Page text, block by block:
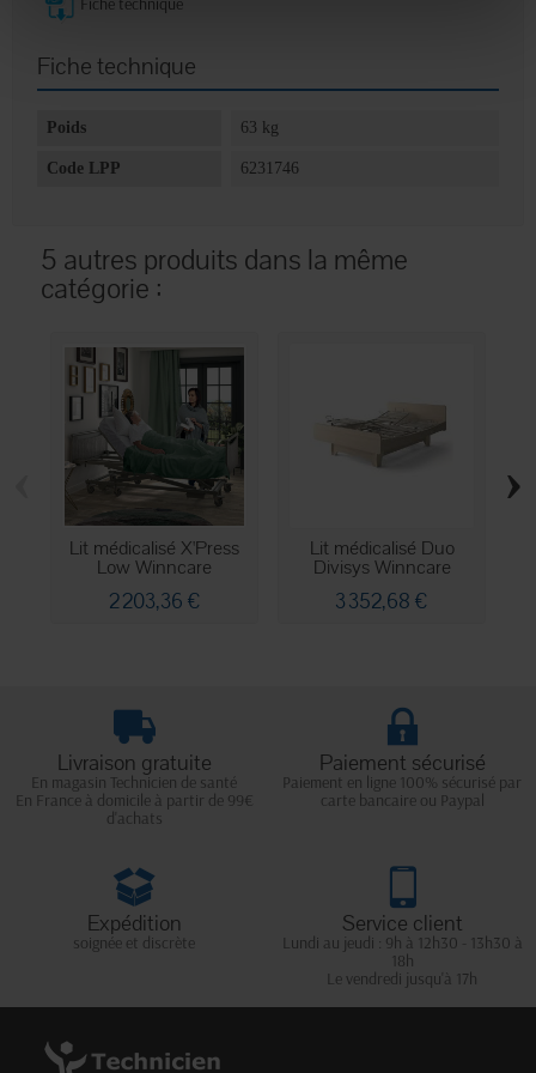
Fiche technique
Poids 63 kg
Code LPP 6231746
5 autres produits dans la même
catégorie :
Lit médicalisé X'Press
Low Winncare
2 203,36 €
Lit médicalisé Duo
Divisys Winncare
3 352,68 €
›
Livraison gratuite
En magasin Technicien de santé
En France à domicile à partir de 99€
d'achats
Paiement sécurisé
Paiement en ligne 100% sécurisé par
carte bancaire ou Paypal
Expédition
soignée et discrète
Service client
Lundi au jeudi : 9h à 12h30 - 13h30 à
18h
Le vendredi jusqu'à 17h